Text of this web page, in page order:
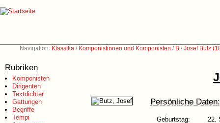
Navigation: Klassika / Komponistinnen und Komponisten / B /Josef Butz
Rubriken
Komponisten
Dirigenten
Textdichter
Gattungen
Begriffe
Tempi
Persönliche Daten:
Geburtstag:
22.